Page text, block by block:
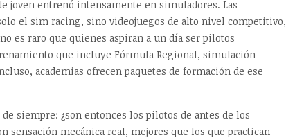
joven entrenó intensamente en simuladores. Las
el sim racing, sino videojuegos de alto nivel competitivo,
es raro que quienes aspiran a un día ser pilotos
que incluye Fórmula Regional, simulación
academias ofrecen paquetes de formación de ese
siempre: ¿son entonces los pilotos de antes de los
sensación mecánica real, mejores que los que practican